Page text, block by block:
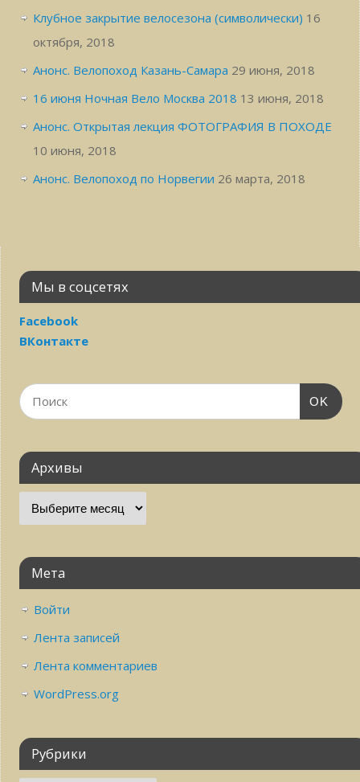
Клубное закрытие велосезона (символически) 16
октября, 2018
Анонс. Велопоход Казань-Самара 29 июня, 2018
16 июня Ночная Вело Москва 2018 13 июня, 2018
Анонс. Открытая лекция ФОТОГРАФИЯ В ПОХОДЕ
10 июня, 2018
Анонс. Велопоход по Норвегии 26 марта, 2018
Мы в соцсетях
Facebook
ВКонтакте
OK
Архивы
Мета
Войти
Лента записей
Лента комментариев
WordPress.org
Рубрики